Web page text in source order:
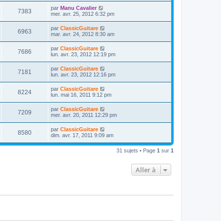
e
s
a
g
e
r
m
e
s
s
a
g
e
u
i
e
r
m
e
s
s
a
g
e
7383
u
D
e
i
e
r
m
e
s
s
a
g
e
par Manu Cavalier
mer. avr. 25, 2012 6:32 pm
6963
u
D
e
i
e
r
m
e
s
s
a
g
e
par ClassicGuitare
mar. avr. 24, 2012 8:30 am
7686
u
D
e
i
e
r
m
e
s
s
a
g
e
par ClassicGuitare
lun. avr. 23, 2012 12:19 pm
7181
u
D
e
i
e
r
m
e
s
s
a
g
e
par ClassicGuitare
lun. avr. 23, 2012 12:16 pm
8224V
u
s
D
e
i
e
r
m
e
s
s
par ClassicGuitare
lun. mai 16, 2011 9:12 pm
7209
u
D
e
i
e
r
par ClassicGuitare
mer. avr. 20, 2011 12:29 pm
8580V
u
D
e
n
a
par ClassicGuitare
dim. avr. 17, 2011 9:09 am
31 sujets • Page 1 sur 1
Aller à